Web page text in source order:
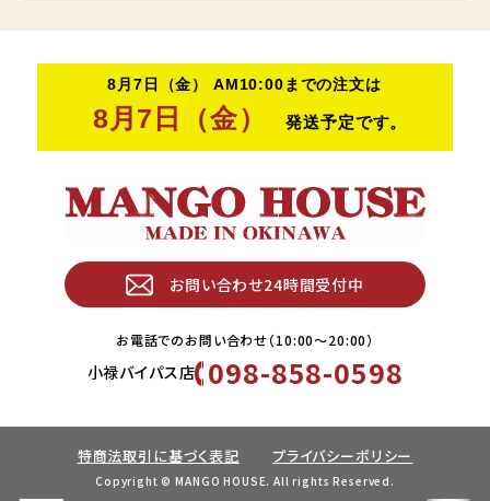
お問い合わせ24時間受付中
お電話でのお問い合わせ（10:00〜20:00）
小禄バイパス店 098-858-0598
特商法取引に基づく表記 プライバシーポリシー
Copyright © MANGO HOUSE. All rights Reserved.